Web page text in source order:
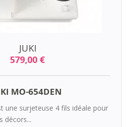
JUKI
579,00 €
MO-654DEN
une surjeteuse 4 fils idéale pour
décors...